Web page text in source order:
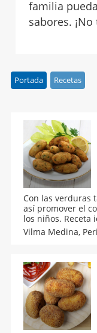
familia
sabores.
Portada Recetas
Con las verduras
así promover el
los niños. Receta
Guiainfantil.com
de verduras, una
Vilma Medina,